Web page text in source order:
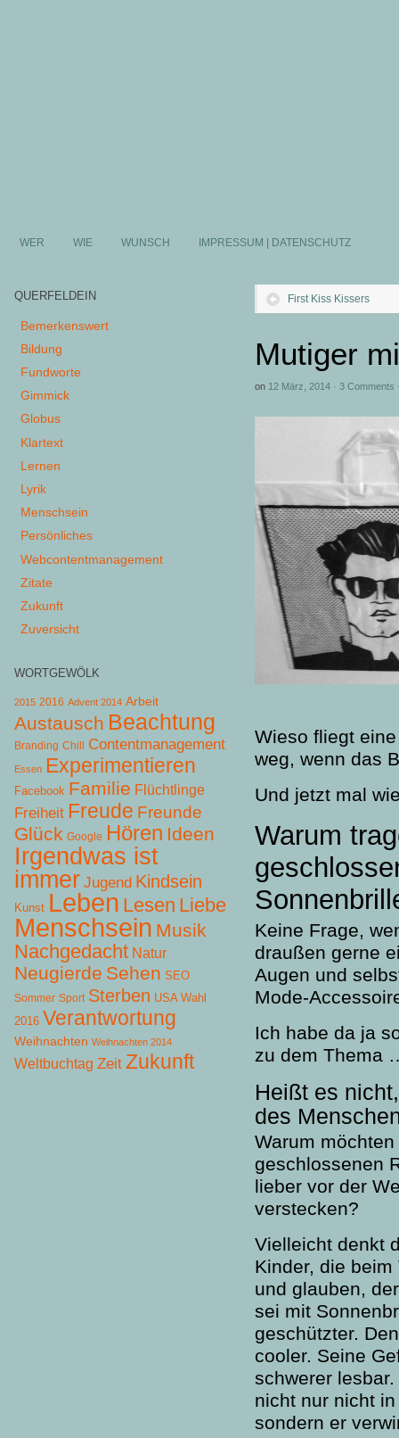
WER WIE WUNSCH IMPRESSUM | DATENSCHUTZ
First Kiss Kissers
Mutiger
on 12 März, 2014 · 3 Comments
Wieso fliegt
weg, wenn das
Und jetzt mal
Warum
Keine Frage,
draußen gerne
Augen und
Mode-
Ich habe da ja
zu dem Thema
Heißt es
des
Warum
geschlossenen
lieber vor der
verstecken?
Vielleicht denkt
Kinder, die
und glauben,
sei mit
geschützter.
cooler. Seine
schwerer lesbar.
nicht nur nicht
sondern er
QUERFELDEIN
Bemerkenswert
Bildung
Fundworte
Gimmick
Globus
Klartext
Lernen
Lyrik
Menschsein
Persönliches
Webcontentmanagement
Zitate
Zukunft
Zuversicht
WORTGEWÖLK
2015 2016 Advent 2014 Arbeit
Austausch Beachtung
Branding Chill Contentmanagement
Essen Experimentieren
Facebook Familie Flüchtlinge
Freiheit Freude Freunde
Glück Google Hören Ideen
Irgendwas ist
immer Jugend Kindsein
Kunst Leben Lesen Liebe
Menschsein Musik
Nachgedacht Natur
Neugierde Sehen SEO
Sommer Sport Sterben USA Wahl
2016 Verantwortung
Weihnachten Weihnachten 2014
Weltbuchtag Zeit Zukunft